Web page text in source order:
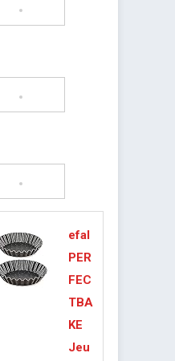
efal
PER
FEC
TBA
KE
Jeu